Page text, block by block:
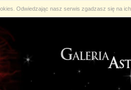
Odwiedzając nasz serwis zgadzasz się na